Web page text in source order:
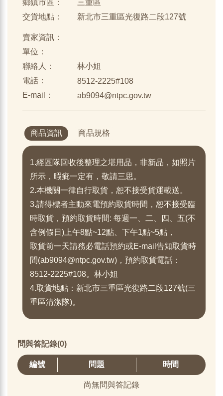
鄉鎮市區：
三重區
交貨地點：
新北市三重區光復路二段127號
賣家資訊：
單位：
聯絡人：
林小姐
電話：
8512-2225#108
E-mail：
ab9094@ntpc.gov.tw
商品資訊 商品規格
1.經區隊回收後整理之堪用品，非新品，如照片
所示，暇疵一定有，敬請三思。
2.本機關一律自行取貨，恕不接受貨運載送。
3.請得標者主動來電預約取貨時間，恕不接受臨
時取貨，預約取貨時間: 每週一、二、四、五(不
含例假日)上午8點~12點、下午1點~5點，
取貨前一天請務必電話預約或E-mail告知取貨時
間(ab9094@ntpc.gov.tw)，預約取貨電話：
8512-2225#108。林小姐
4.取貨地點：新北市三重區光復路二段127號(三
重區清潔隊)。
問與答記錄(0)
編號 問題 時間
尚無問與答記錄